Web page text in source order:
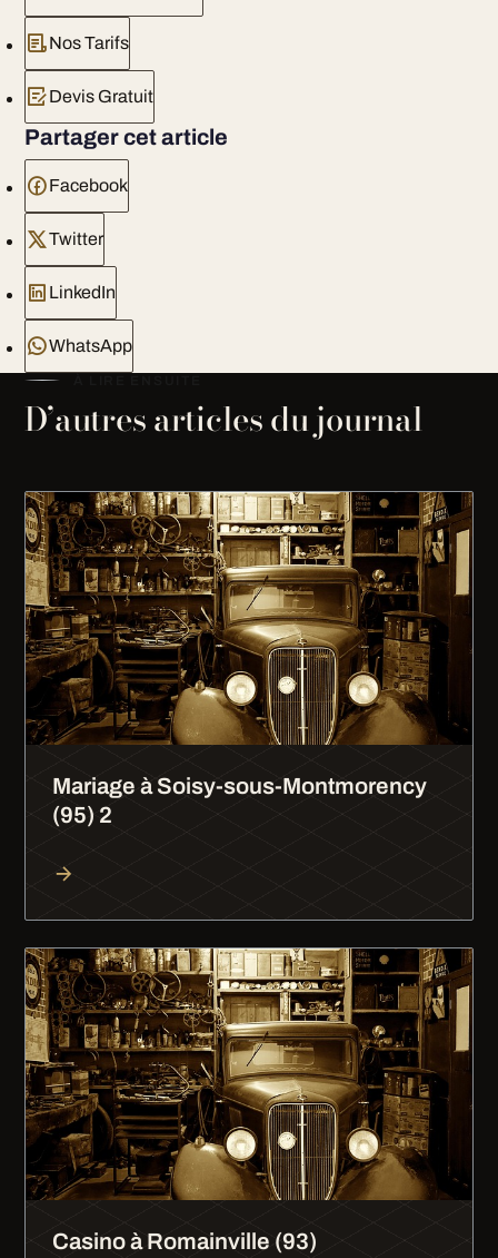
Nos Tarifs
Devis Gratuit
Partager cet article
Facebook
Twitter
LinkedIn
WhatsApp
D’autres articles du journal
Mariage à Soisy-sous-Montmorency
(95) 2
Casino à Romainville (93)